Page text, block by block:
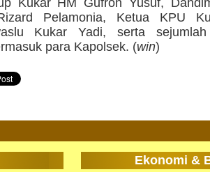
Kukar HM Gufron Yusuf,
Pelamonia, Ketua KPU
Kukar Yadi, serta
para Kapolsek. (win)
Ekonomi &